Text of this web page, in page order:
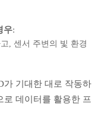
우:
, 센서 주변의 빛 환경
가 기대한 대로 작동하
로 데이터를 활용한 프